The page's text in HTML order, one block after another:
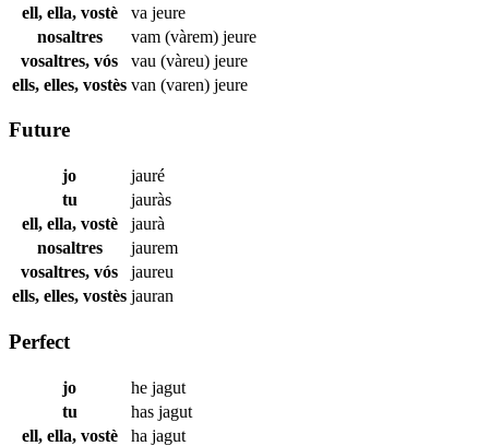
ell, ella, vostè
va jeure
nosaltres
vam (vàrem) jeure
vosaltres, vós
vau (vàreu) jeure
ells, elles, vostès van (varen) jeure
Future
jo
jauré
tu
jauràs
ell, ella, vostè
jaurà
nosaltres
jaurem
vosaltres, vós
jaureu
ells, elles, vostès jauran
Perfect
jo he jagut
tu
has jagut
ell, ella, vostè
ha jagut